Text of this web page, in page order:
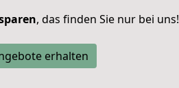
, das finden Sie nur bei uns!
erhalten